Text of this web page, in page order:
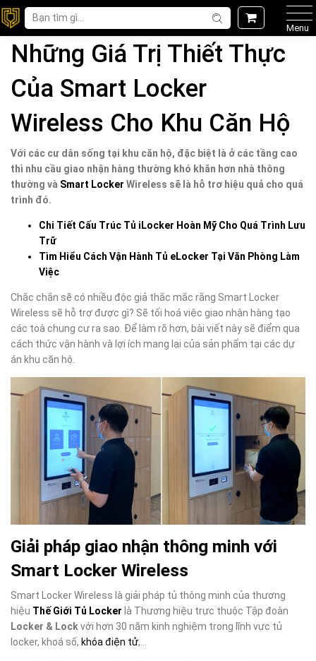
Menu
Những Giá Trị Thiết Thực
Của Smart Locker
Wireless Cho Khu Căn Hộ
Với các cư dân sống tại khu căn hộ, đặc biệt là ở các tầng cao
thì nhu cầu giao nhận hàng thường khó khăn hơn nhà thông
thường và Smart Locker Wireless sẽ là hỗ trơ hiệu quả cho quá
trình đó.
Chi Tiết Cấu Trúc Tủ iLocker Hoàn Mỹ Cho Quá Trình Lưu
Trữ
Tìm Hiểu Cách Vận Hành Tủ eLocker Tại Văn Phòng Làm
Việc
Chắc chắn sẽ có nhiều độc giả thắc mắc rằng Smart Locker
Wireless sẽ hỗ trợ được gì? Sẽ tối hoá việc giao nhận hàng tạo
các toà chung cư ra sao. Để làm rõ hơn, bài viết này sẽ điểm qua
cách thức vận hành và lợi ích mang lại của sản phẩm tại các dự
án khu căn hộ.
Giải pháp giao nhận thông minh với
Smart Locker Wireless
Smart Locker Wireless là giải pháp tủ thông minh của thương
hiệu Thế Giới Tủ Locker là Thương hiệu trực thuộc Tập đoàn
Locker & Lockvới hơn 30 năm kinh nghiệm trong lĩnh vực tủ
locker, khoá số, khóa điện tử,…